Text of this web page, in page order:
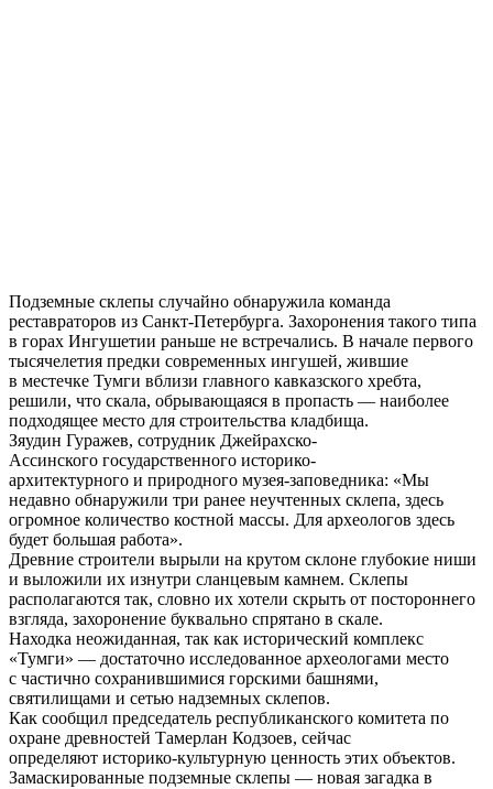
Подземные склепы случайно обнаружила команда
реставраторов из Санкт-Петербурга. Захоронения такого типа
в горах Ингушетии раньше не встречались. В начале первого
тысячелетия предки современных ингушей, жившие
в местечке Тумги вблизи главного кавказского хребта,
решили, что скала, обрывающаяся в пропасть — наиболее
подходящее место для строительства кладбища.
Зяудин Гуражев, сотрудник Джейрахско-
Ассинского государственного историко-
архитектурного и природного музея-заповедника: «Мы
недавно обнаружили три ранее неучтенных склепа, здесь
огромное количество костной массы. Для археологов здесь
будет большая работа».
Древние строители вырыли на крутом склоне глубокие ниши
и выложили их изнутри сланцевым камнем. Склепы
располагаются так, словно их хотели скрыть от постороннего
взгляда, захоронение буквально спрятано в скале.
Находка неожиданная, так как исторический комплекс
«Тумги» — достаточно исследованное археологами место
с частично сохранившимися горскими башнями,
святилищами и сетью надземных склепов.
Как сообщил председатель республиканского комитета по
охране древностей Тамерлан Кодзоев, сейчас
определяют историко-культурную ценность этих объектов.
Замаскированные подземные склепы — новая загадка в